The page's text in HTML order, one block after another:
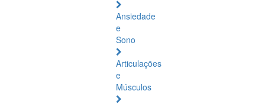
Ansiedade
e
Sono
Articulações
e
Músculos